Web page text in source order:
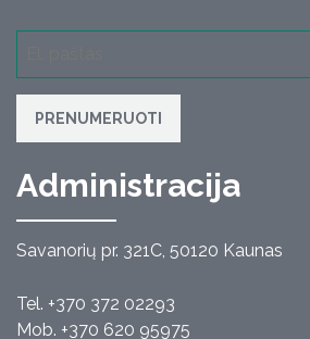
PRENUMERUOTI
Administracija
Savanorių pr. 321C, 50120 Kaunas
Tel. +370 372 02293
Mob. +370 620 95975